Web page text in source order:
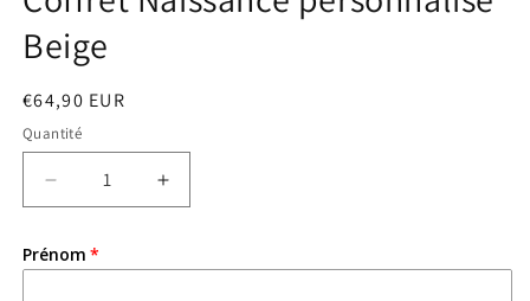
Beige
Prix
habituel
€64,90 EUR
Quantité
Réduire
la
de
Augmenter
la
de
Prénom